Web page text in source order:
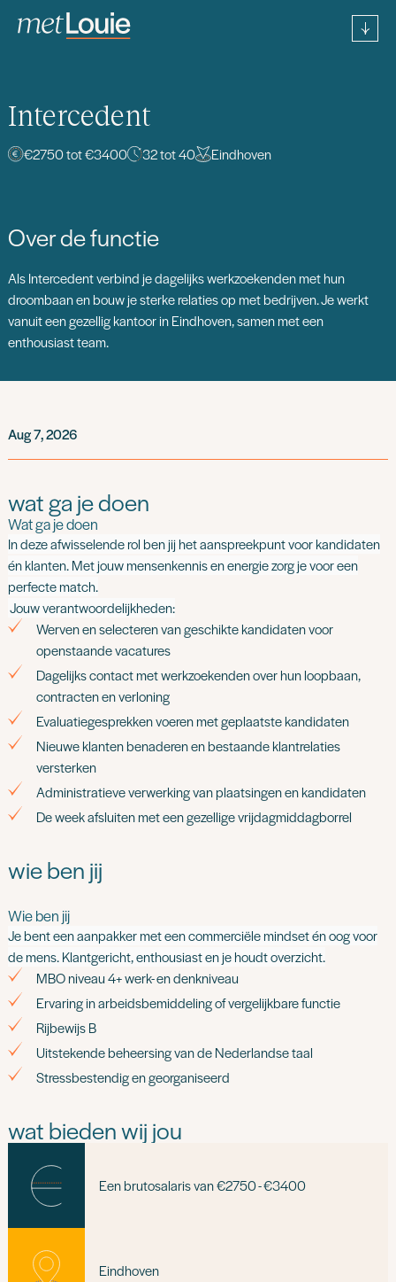
Intercedent
€2750 tot €3400 32 tot 40 Eindhoven
Over de functie
Als Intercedent verbind je dagelijks werkzoekenden met hun
droombaan en bouw je sterke relaties op met bedrijven. Je werkt
vanuit een gezellig kantoor in Eindhoven, samen met een
enthousiast team.
Aug 7, 2026
wat ga je doen
Wat ga je doen
In deze afwisselende rol ben jij het aanspreekpunt voor kandidaten
én klanten. Met jouw mensenkennis en energie zorg je voor een
perfecte match.
Jouw verantwoordelijkheden:
Werven en selecteren van geschikte kandidaten voor
openstaande vacatures
Dagelijks contact met werkzoekenden over hun loopbaan,
contracten en verloning
Evaluatiegesprekken voeren met geplaatste kandidaten
Nieuwe klanten benaderen en bestaande klantrelaties
versterken
Administratieve verwerking van plaatsingen en kandidaten
De week afsluiten met een gezellige vrijdagmiddagborrel
wie ben jij
Wie ben jij
Je bent een aanpakker met een commerciële mindset én oog voor
de mens. Klantgericht, enthousiast en je houdt overzicht.
MBO niveau 4+ werk- en denkniveau
Ervaring in arbeidsbemiddeling of vergelijkbare functie
Rijbewijs B
Uitstekende beheersing van de Nederlandse taal
Stressbestendig en georganiseerd
wat bieden wij jou
Een brutosalaris van €2750 - €3400
Eindhoven